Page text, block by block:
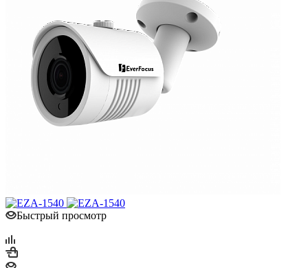
Быстрый просмотр